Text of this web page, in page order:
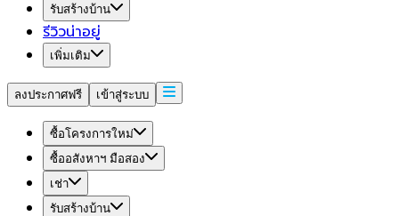
รับสร้างบ้าน
รีวิวน่าอยู่
เพิ่มเติม
ลงประกาศฟรี เข้าสู่ระบบ
ซื้อโครงการใหม่
ซื้ออสังหาฯ มือสอง
เช่า
รับสร้างบ้าน